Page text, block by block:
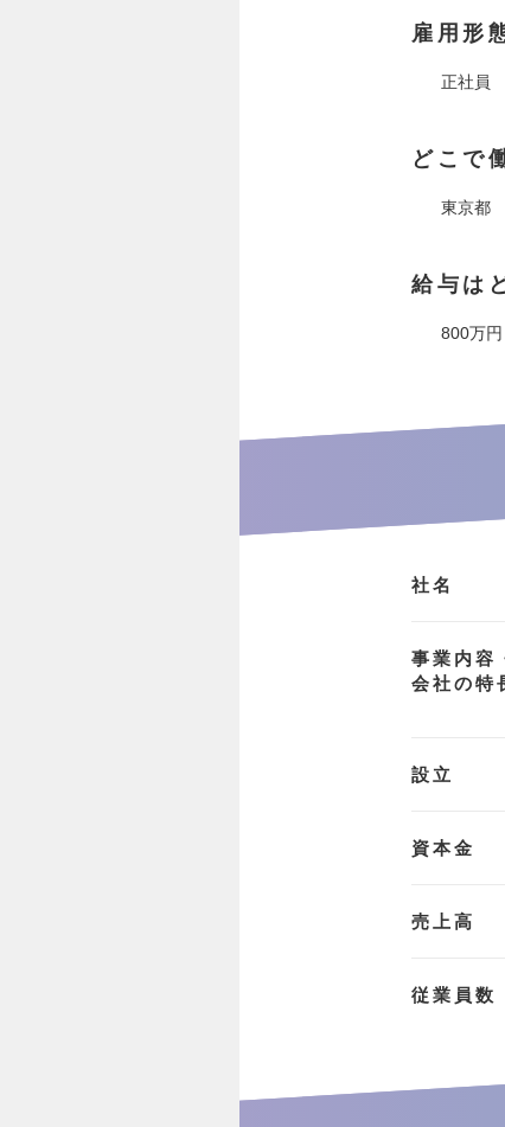
雇用形
正社員
どこで
東京都
給与は
800万
社名
事業内容
会社の特
設立
資本金
売上高
従業員数